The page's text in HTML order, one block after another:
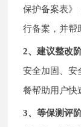
保护备案表》
行备案，并帮
2、建议整改
安全加固、安
餐帮助用户快
3、等保测评